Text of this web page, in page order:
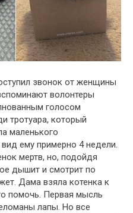
звонок от женщины
волонтеры
голосом
тротуара, который
маленького
ему примерно 4 недели.
мертв, но, подойдя
дышит и смотрит по
Дама взяла котенка к
помочь. Первая мысль
лапы. Но все